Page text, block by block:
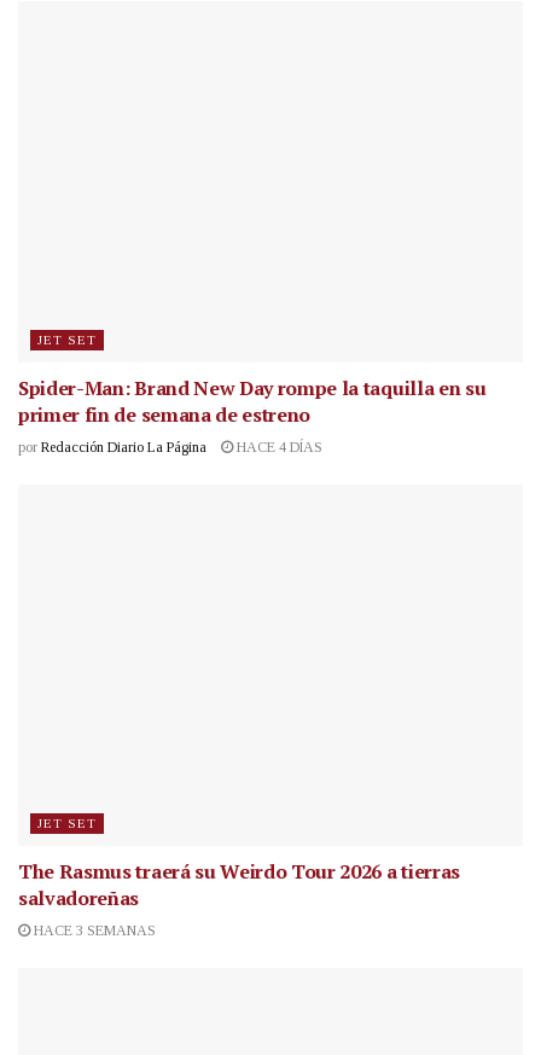
JET SET
Spider-Man: Brand New Day rompe la taquilla en su
primer fin de semana de estreno
por Redacción Diario La Página HACE 4 DÍAS
JET SET
The Rasmus traerá su Weirdo Tour 2026 a tierras
salvadoreñas
HACE 3 SEMANAS